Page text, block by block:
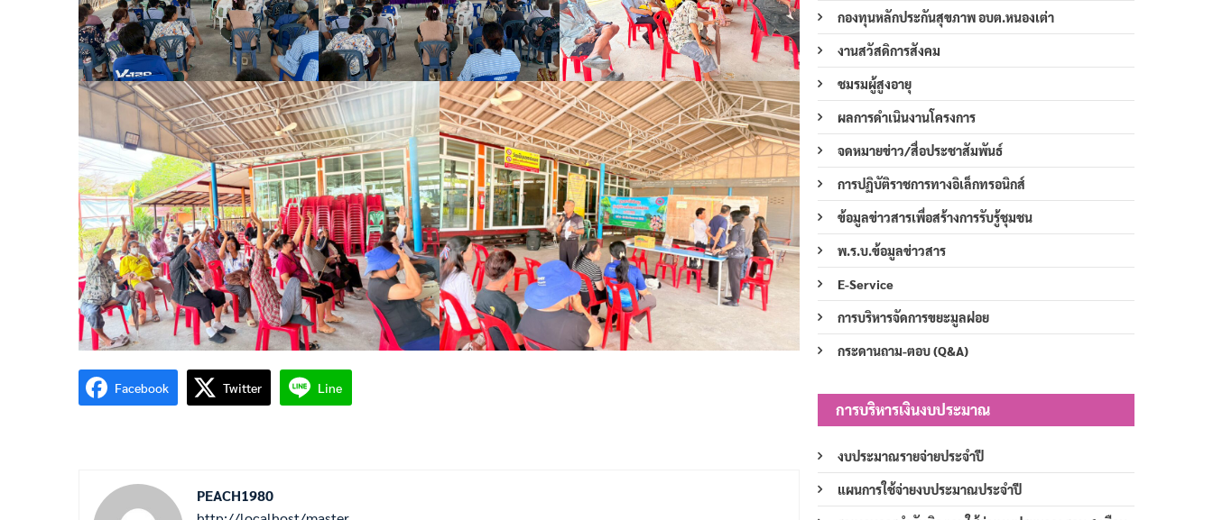
Facebook Twitter Line
PEACH1980
กองทุนหลักประกันสุขภาพ อบต.หนองเต่า
งานสวัสดิการสังคม
ชมรมผู้สูงอายุ
ผลการดำเนินงานโครงการ
จดหมายข่าว/สื่อประชาสัมพันธ์
การปฏิบัติราชการทางอิเล็กทรอนิกส์
ข้อมูลข่าวสารเพื่อสร้างการรับรู้ชุมชน
พ.ร.บ.ข้อมูลข่าวสาร
E-Service
การบริหารจัดการขยะมูลฝอย
กระดานถาม-ตอบ (Q&A)
การบริหารเงินงบประมาณ
งบประมาณรายจ่ายประจำปี
แผนการใช้จ่ายงบประมาณประจำปี